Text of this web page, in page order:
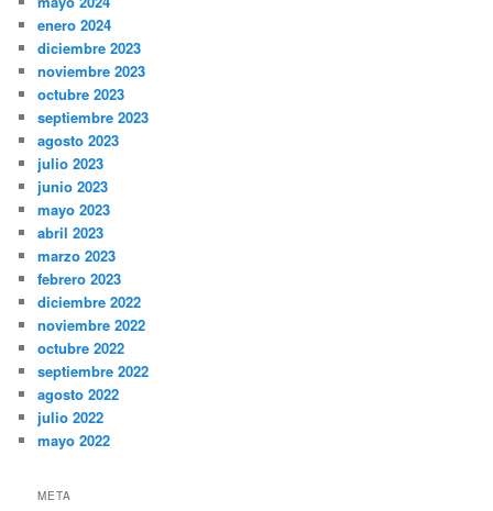
enero 2024
diciembre 2023
noviembre 2023
octubre 2023
septiembre 2023
agosto 2023
julio 2023
junio 2023
mayo 2023
abril 2023
marzo 2023
febrero 2023
diciembre 2022
noviembre 2022
octubre 2022
septiembre 2022
agosto 2022
julio 2022
mayo 2022
META